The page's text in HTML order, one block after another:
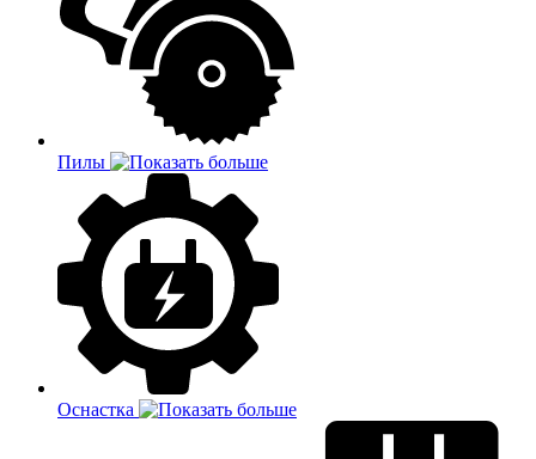
Пилы
Оснастка